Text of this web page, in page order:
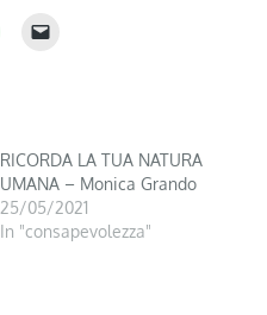
RICORDA LA TUA NATURA
UMANA – Monica Grando
25/05/2021
In "consapevolezza"